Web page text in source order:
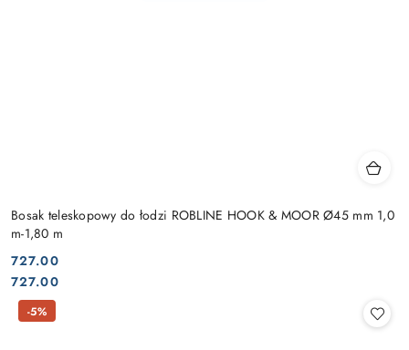
Bosak teleskopowy do łodzi ROBLINE HOOK & MOOR Ø45 mm 1,0
m-1,80 m
Cena:
727.00
Cena:
727.00
-5%